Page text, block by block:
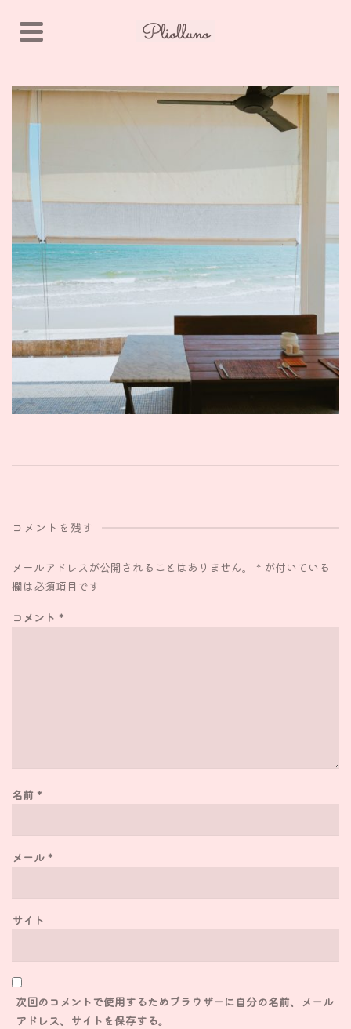
コメントを残す
メールアドレスが公開されることはありません。 * が付いている
欄は必須項目です
コメント *
名前 *
メール *
サイト
次回のコメントで使用するためブラウザーに自分の名前、メール
アドレス、サイトを保存する。